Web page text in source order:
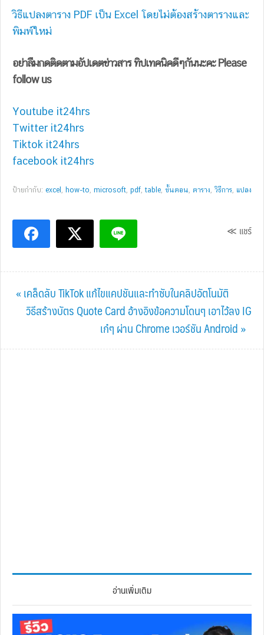
วิธีแปลงตาราง PDF เป็น Excel โดยไม่ต้องสร้างตารางและ
พิมพ์ใหม่
อย่าลืมกดติดตามอัปเดตข่าวสาร ทิปเทคนิคดีๆกันนะคะ Please
follow us
Youtube it24hrs
Twitter it24hrs
Tiktok it24hrs
facebook it24hrs
ป้ายกำกับ: excel how-to microsoft pdf ,table ขั้นตอน ตาราง ,วิธีการ แปลง
≪ แชร์
Previous
Post:
« เคล็ดลับ TikTok แก้ไขแคปชันและทำซับในคลิปอัตโนมัติ
Next
วิธีสร้างบัตร Quote Card อ้างอิงข้อความโดนๆ เอาไว้ลง IG
เก๋ๆ ผ่าน Chrome เวอร์ชัน Android »
อ่านเพิ่มเติม